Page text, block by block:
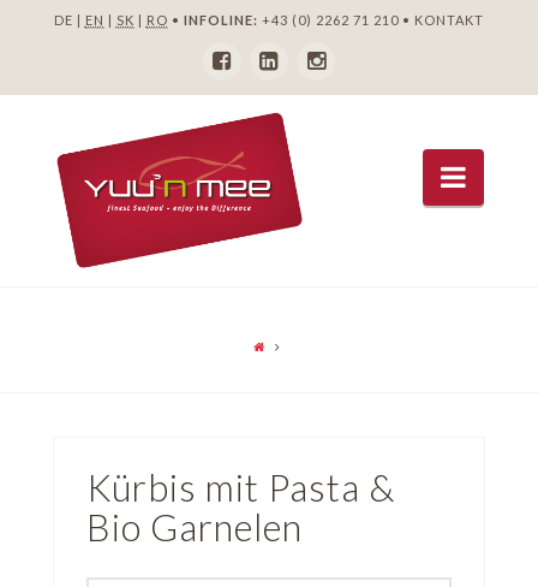
DE | EN | SK | RO • INFOLINE: +43 (0) 2262 71 210• KONTAKT
Kürbis mit Pasta &
Bio Garnelen